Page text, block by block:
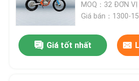
Xe máy Enduro 4 thì
Xe máy Enduro hai thì
MOQ：32 ĐƠN VỊ
Giá bán：1300-
Giá tốt nhất